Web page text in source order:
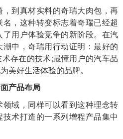
到真材实料的奇瑞大肉包，再
，这种转变标志着奇瑞已经超
用户体验竞争的新阶段。在汽
中，奇瑞用行动证明：最好的
存在的技术;最懂用户的汽车品
美好生活体验的品牌。
产品布局
域，同样可以看到这种理念转
术打造的一系列增程产品集中